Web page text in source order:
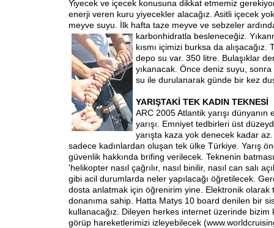
Yiyecek ve içecek konusuna dikkat etmemiz
enerji veren kuru yiyecekler alacağız. Asitli içecek
meyve suyu. İlk hafta taze meyve ve sebzeler
karbonhidratla besleneceğiz.
kısmı içimizi burksa da alışacağız.
depo su var. 350 litre. Bulaşıklar
yıkanacak. Önce deniz suyu,
su ile durulanarak günde bir kez
YARIŞTAKİ TEK KADIN TEKNESİ
ARC 2005 Atlantik yarışı
yarışı. Emniyet tedbirleri üst
yarışta kaza yok denecek kadar az.
sadece kadınlardan oluşan tek ülke Türkiye. Yarış
güvenlik hakkında brifing verilecek. Teknenin
'helikopter nasıl çağrılır, nasıl binilir, nasıl can salı
gibi acil durumlarda neler yapılacağı öğretilecek.
dosta anlatmak için öğrenirim yine. Elektronik olarak
donanıma sahip. Hatta Matys 10 board denilen bir
kullanacağız. Dileyen herkes internet üzerinde bizim
görüp hareketlerimizi izleyebilecek